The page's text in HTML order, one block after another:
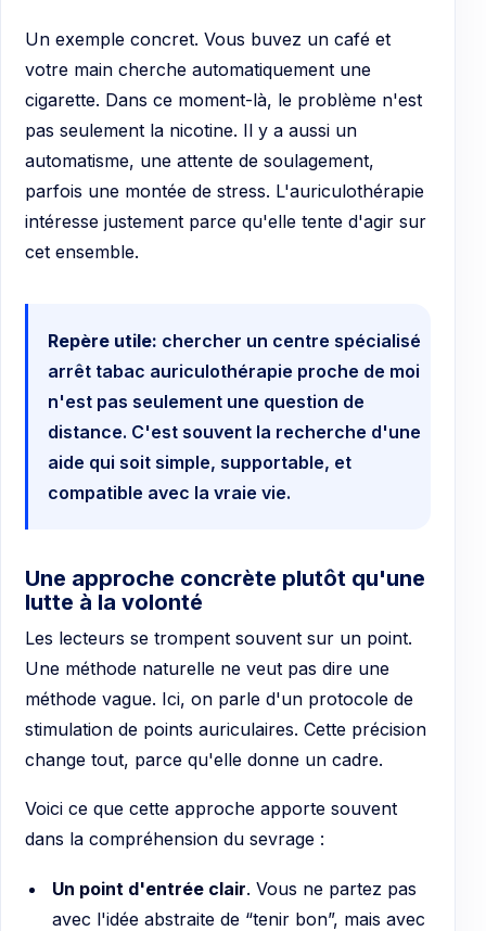
Un exemple concret. Vous buvez un café et
votre main cherche automatiquement une
cigarette. Dans ce moment-là, le problème n'est
pas seulement la nicotine. Il y a aussi un
automatisme, une attente de soulagement,
parfois une montée de stress. L'auriculothérapie
intéresse justement parce qu'elle tente d'agir sur
cet ensemble.
Repère utile: chercher un centre spécialisé
arrêt tabac auriculothérapie proche de moi
n'est pas seulement une question de
distance. C'est souvent la recherche d'une
aide qui soit simple, supportable, et
compatible avec la vraie vie.
Une approche concrète plutôt qu'une
lutte à la volonté
Les lecteurs se trompent souvent sur un point.
Une méthode naturelle ne veut pas dire une
méthode vague. Ici, on parle d'un protocole de
stimulation de points auriculaires. Cette précision
change tout, parce qu'elle donne un cadre.
Voici ce que cette approche apporte souvent
dans la compréhension du sevrage :
Un point d'entrée clair. Vous ne partez pas
avec l'idée abstraite de “tenir bon”, mais avec